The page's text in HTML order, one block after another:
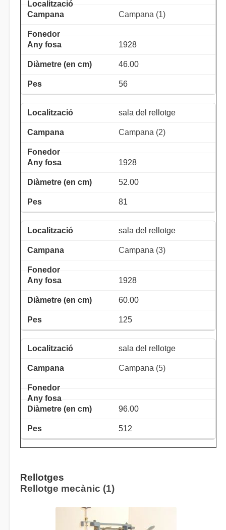
Campana (1)
1928
46.00
56
sala del rellotge
Campana (2)
1928
52.00
81
sala del rellotge
Campana (3)
1928
60.00
125
sala del rellotge
Campana (5)
96.00
512
Rellotges
Rellotge mecànic (1)